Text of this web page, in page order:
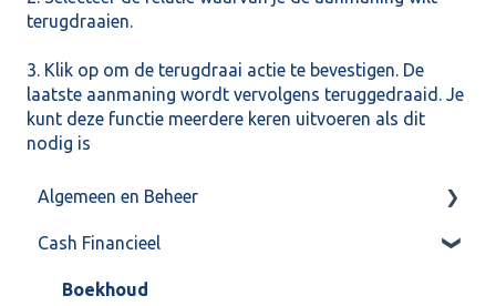
terugdraaien.
3. Klik op om de terugdraai actie te bevestigen. De
laatste aanmaning wordt vervolgens teruggedraaid. Je
kunt deze functie meerdere keren uitvoeren als dit
nodig is
Algemeen en Beheer
Bank(koppeling)
Import/Export
Cash Financieel
Boekhoud